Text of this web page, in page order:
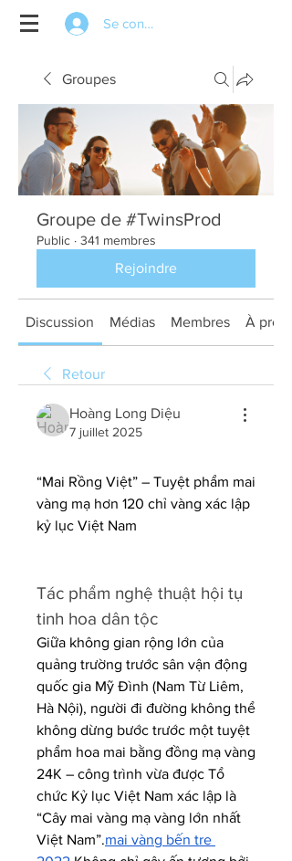
Se connecter
Groupes
Groupe de #TwinsProd
Public · 341 membres
Rejoindre
Discussion Médias Membres À
Retour
Hoàng Long Diệu
7 juillet 2025
“Mai Rồng Việt” – Tuyệt phẩm mai
vàng mạ hơn 120 chỉ vàng xác lập
kỷ lục Việt Nam
Tác phẩm nghệ thuật hội tụ
tinh hoa dân tộc
Giữa không gian rộng lớn của
quảng trường trước sân vận động
quốc gia Mỹ Đình (Nam Từ Liêm,
Hà Nội), người đi đường không thể
không dừng bước trước một tuyệt
phẩm hoa mai bằng đồng mạ vàng
24K – công trình vừa được Tổ
chức Kỷ lục Việt Nam xác lập là
“Cây mai vàng mạ vàng lớn nhất
Việt Nam”.mai vàng bến tre